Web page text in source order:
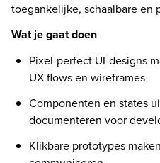
toegankelijke, schaalbare en
Wat je gaat doen
Pixel-perfect UI-designs
UX-flows en wireframes
Componenten en states
documenteren voor
Klikbare prototypes